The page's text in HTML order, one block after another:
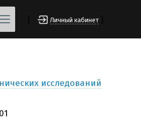
Личный кабинет
исследований